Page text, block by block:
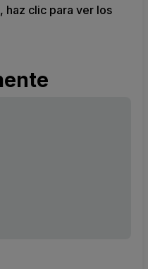
haz clic para ver los